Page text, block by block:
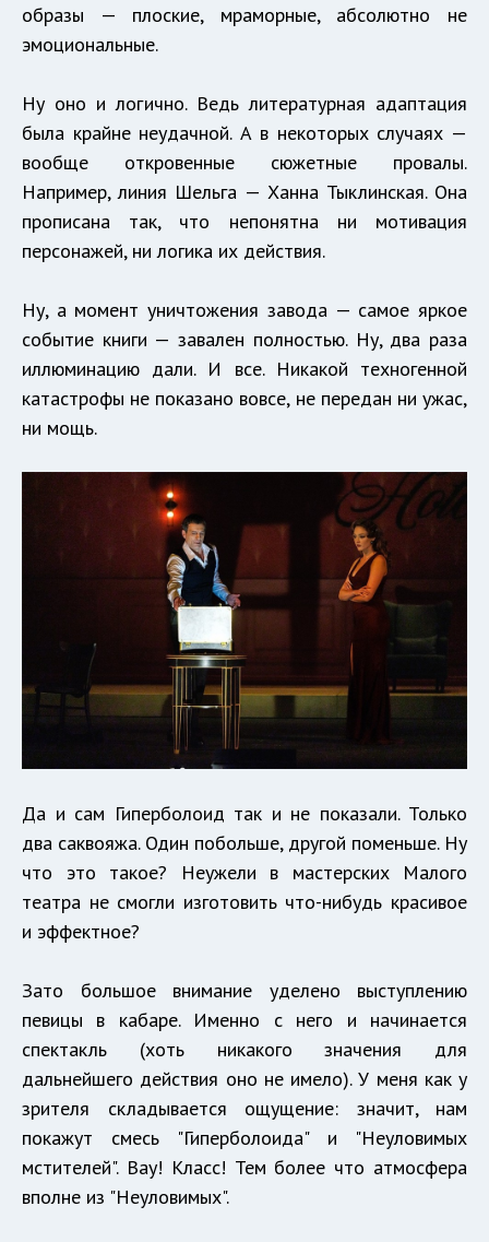
образы — плоские, мраморные, абсолютно не
эмоциональные.
Ну оно и логично. Ведь литературная адаптация
была крайне неудачной. А в некоторых случаях —
вообще откровенные сюжетные провалы.
Например, линия Шельга — Ханна Тыклинская. Она
прописана так, что непонятна ни мотивация
персонажей, ни логика их действия.
Ну, а момент уничтожения завода — самое яркое
событие книги — завален полностью. Ну, два раза
иллюминацию дали. И все. Никакой техногенной
катастрофы не показано вовсе, не передан ни ужас,
ни мощь.
Да и сам Гиперболоид так и не показали. Только
два саквояжа. Один побольше, другой поменьше. Ну
что это такое? Неужели в мастерских Малого
театра не смогли изготовить что-нибудь красивое
и эффектное?
Зато большое внимание уделено выступлению
певицы в кабаре. Именно с него и начинается
спектакль (хоть никакого значения для
дальнейшего действия оно не имело). У меня как у
зрителя складывается ощущение: значит, нам
покажут смесь "Гиперболоида" и "Неуловимых
мстителей". Вау! Класс! Тем более что атмосфера
вполне из "Неуловимых".